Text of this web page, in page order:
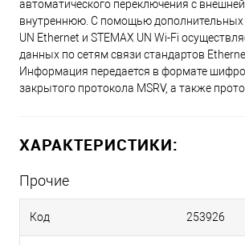
автоматического переключения с
внутреннюю. С помощью дополнительных
UN Ethernet и STEMAX UN Wi-Fi
данных по сетям связи стандартов
Информация передается в формате
закрытого протокола MSRV, а также
ХАРАКТЕРИСТИКИ:
Прочие
Код 253926